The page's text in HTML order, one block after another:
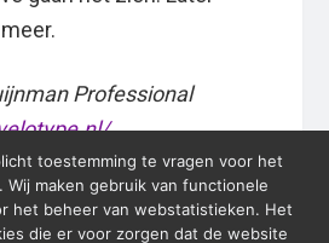
Professional
toestemming te vragen voor het
Wij maken gebruik van functionele
het beheer van webstatistieken. Het
die er voor zorgen dat de website